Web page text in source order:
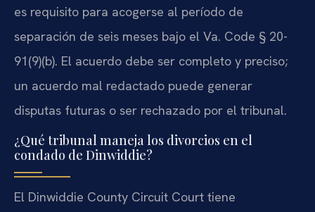
es requisito para acogerse al período de
separación de seis meses bajo el Va. Code § 20-
91(9)(b). El acuerdo debe ser completo y preciso;
un acuerdo mal redactado puede generar
disputas futuras o ser rechazado por el tribunal.
¿Qué tribunal maneja los divorcios en el
condado de Dinwiddie?
El Dinwiddie County Circuit Court tiene